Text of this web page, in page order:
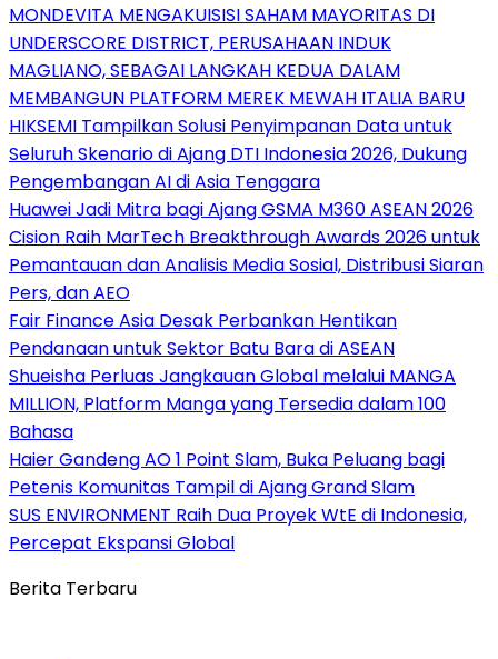
MONDEVITA MENGAKUISISI SAHAM MAYORITAS DI
UNDERSCORE DISTRICT, PERUSAHAAN INDUK
MAGLIANO, SEBAGAI LANGKAH KEDUA DALAM
MEMBANGUN PLATFORM MEREK MEWAH ITALIA BARU
HIKSEMI Tampilkan Solusi Penyimpanan Data untuk
Seluruh Skenario di Ajang DTI Indonesia 2026, Dukung
Pengembangan AI di Asia Tenggara
Huawei Jadi Mitra bagi Ajang GSMA M360 ASEAN 2026
Cision Raih MarTech Breakthrough Awards 2026 untuk
Pemantauan dan Analisis Media Sosial, Distribusi Siaran
Pers, dan AEO
Fair Finance Asia Desak Perbankan Hentikan
Pendanaan untuk Sektor Batu Bara di ASEAN
Shueisha Perluas Jangkauan Global melalui MANGA
MILLION, Platform Manga yang Tersedia dalam 100
Bahasa
Haier Gandeng AO 1 Point Slam, Buka Peluang bagi
Petenis Komunitas Tampil di Ajang Grand Slam
SUS ENVIRONMENT Raih Dua Proyek WtE di Indonesia,
Percepat Ekspansi Global
Berita Terbaru